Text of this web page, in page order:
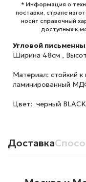
* Информация о
поставки, стране
носит справочный
доступных к
Угловой
Ширина 48см ,
Материал: стойкий
ламинированный
Цвет: черный
Доставка